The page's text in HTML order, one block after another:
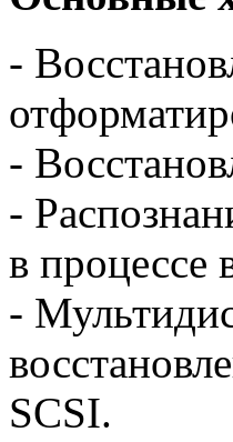
-
-
-
в процессе
-
SCSI.